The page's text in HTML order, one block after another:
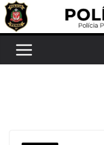
Pular
para
conteúdo